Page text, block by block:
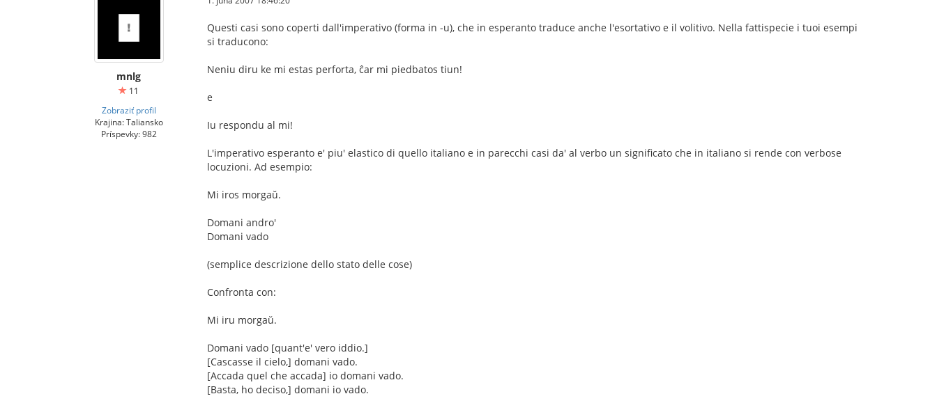
mnlg
11
Zobraziť profil
Krajina: Taliansko
Príspevky: 982
Questi casi sono coperti dall'imperativo (forma in -u), che in esperanto traduce anche l'esortativo e il volitivo. Nella fattispecie i tuoi esempi
si traducono:
Neniu diru ke mi estas perforta, ĉar mi piedbatos tiun!
e
Iu respondu al mi!
L'imperativo esperanto e' piu' elastico di quello italiano e in parecchi casi da' al verbo un significato che in italiano si rende con verbose
locuzioni. Ad esempio:
Mi iros morgaŭ.
Domani andro'
Domani vado
(semplice descrizione dello stato delle cose)
Confronta con:
Mi iru morgaŭ.
Domani vado [quant'e' vero iddio.]
[Cascasse il cielo,] domani vado.
[Accada quel che accada] io domani vado.
[Basta, ho deciso,] domani io vado.